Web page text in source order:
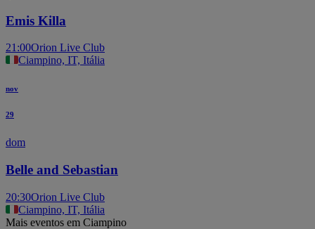
Emis Killa
21:00Orion Live Club
Ciampino, IT, Itália
nov
29
dom
Belle and Sebastian
20:30Orion Live Club
Ciampino, IT, Itália
Mais eventos em Ciampino